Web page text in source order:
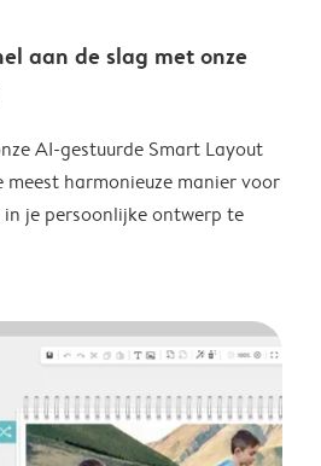
aan de slag met onze
AI-gestuurde Smart Layout
harmonieuze manier voor
je persoonlijke ontwerp te